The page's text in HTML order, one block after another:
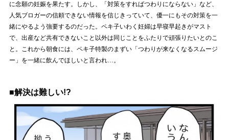
に念願の妊娠を果たす。しかし、「対策をすればつわりにならない」など、
人気ブロガーの信頼できない情報を信じきっていて、優一にもその対策を一
緒にやるよう強要するのだった。ペキ子いわく妊婦は早寝早起きがマスト
で、出産など共有できないこと以外は同じことをふたりで頑張りたいとのこ
と。これから朝食には、ペキ子特製のまずい「つわりが来なくなるスムージ
ー」を一緒に飲んでほしいと言われ…。
■解決は難しい!?